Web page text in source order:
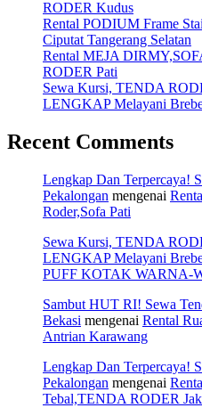
RODER Kudus
Rental PODIUM Frame
Ciputat Tangerang Selatan
Rental MEJA
RODER Pati
Sewa Kursi, TENDA
LENGKAP Melayani
Recent Comments
Lengkap Dan Terpercaya!
Pekalongan mengenai
Roder,Sofa Pati
Sewa Kursi, TENDA
LENGKAP Melayani
PUFF KOTAK WARNA-
Sambut HUT RI! Sewa
Bekasi mengenai Rental
Antrian Karawang
Lengkap Dan Terpercaya!
Pekalongan mengenai
Tebal,TENDA RODER